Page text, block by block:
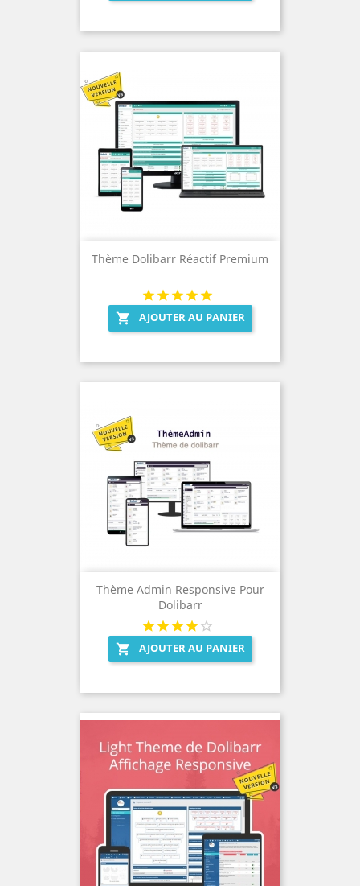
Thème Dolibarr Réactif Premium
 AJOUTER AU PANIER
Thème Admin Responsive Pour
Dolibarr
 AJOUTER AU PANIER